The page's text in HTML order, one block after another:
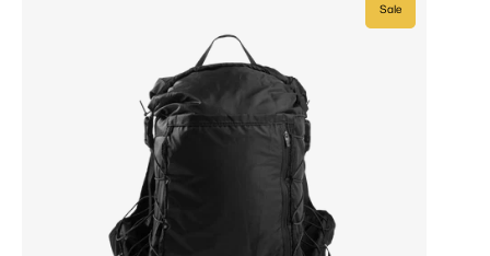
Sale